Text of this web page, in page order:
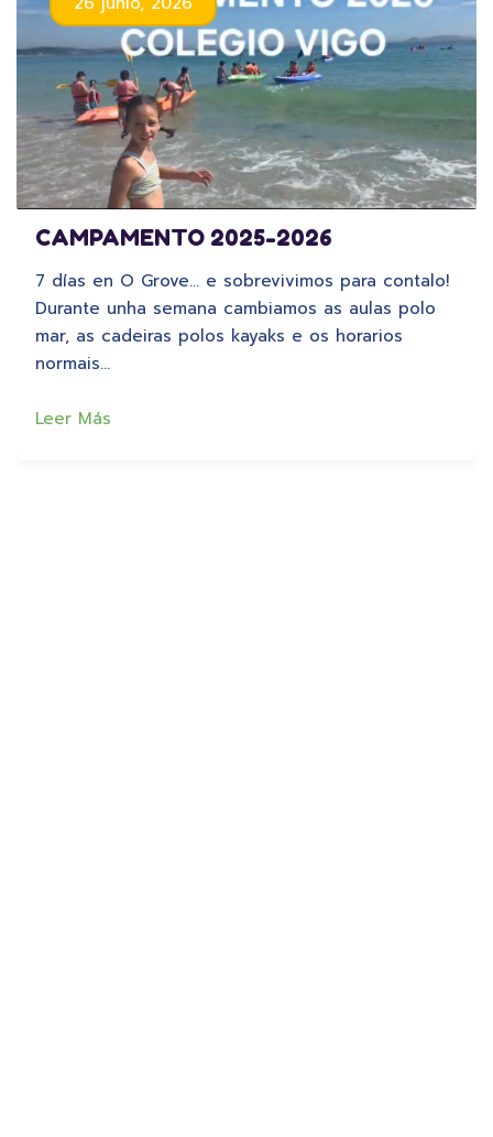
CAMPAMENTO 2025-2026
7 días en O Grove… e sobrevivimos para contalo!
Durante unha semana cambiamos as aulas polo
mar, as cadeiras polos kayaks e os horarios
normais…
Leer Más